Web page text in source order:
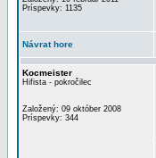
Príspevky: 1135
Návrat hore
Kocmeister
Hifista - pokročilec
Založený: 09 október 2008
Príspevky: 344